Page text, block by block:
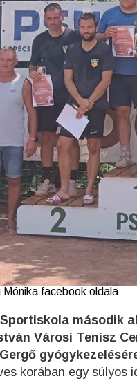
facebook oldala
Sportiskola második
Városi Tenisz
korában egy súlyos